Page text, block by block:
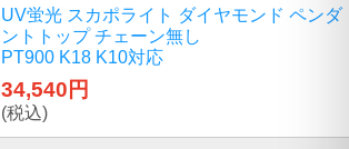
UV蛍光 スカポライト ダイヤモンド ペンダ
ントトップ チェーン無し
PT900 K18 K10対応
34,540円
(税込)